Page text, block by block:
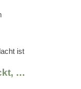
ist
…